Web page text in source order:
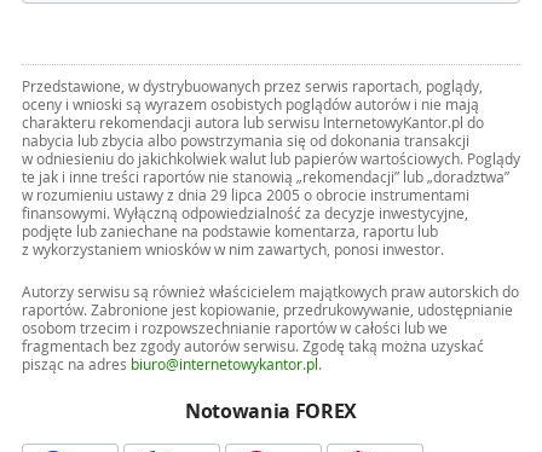
Przedstawione, w dystrybuowanych przez serwis raportach, poglądy,
oceny i wnioski są wyrazem osobistych poglądów autorów i nie mają
charakteru rekomendacji autora lub serwisu InternetowyKantor.pl do
nabycia lub zbycia albo powstrzymania się od dokonania transakcji
w odniesieniu do jakichkolwiek walut lub papierów wartościowych. Poglądy
te jak i inne treści raportów nie stanowią „rekomendacji” lub „doradztwa”
w rozumieniu ustawy z dnia 29 lipca 2005 o obrocie instrumentami
finansowymi. Wyłączną odpowiedzialność za decyzje inwestycyjne,
podjęte lub zaniechane na podstawie komentarza, raportu lub
z wykorzystaniem wniosków w nim zawartych, ponosi inwestor.
Autorzy serwisu są również właścicielem majątkowych praw autorskich do
raportów. Zabronione jest kopiowanie, przedrukowywanie, udostępnianie
osobom trzecim i rozpowszechnianie raportów w całości lub we
fragmentach bez zgody autorów serwisu. Zgodę taką można uzyskać
pisząc na adres biuro@internetowykantor.pl .
Notowania FOREX